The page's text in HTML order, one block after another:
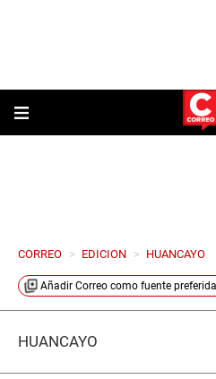
CORREO > EDICION > HUANCAYO
Añadir Correo como fuente
HUANCAYO